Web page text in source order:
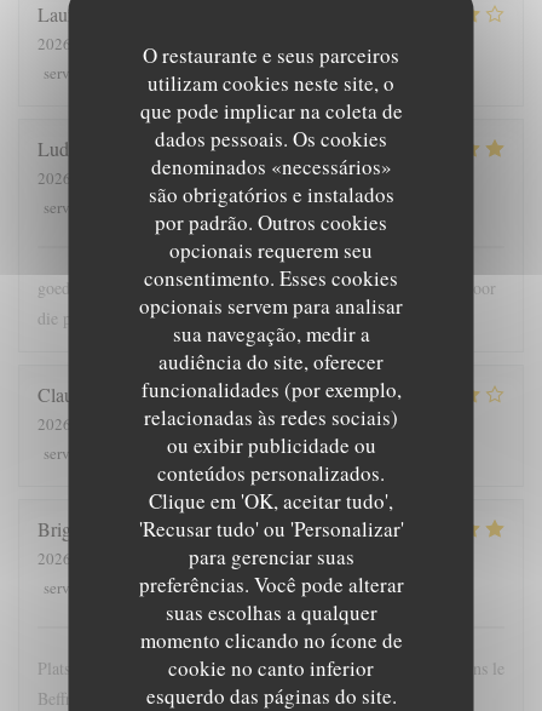
O restaurante e seus parceiros
utilizam cookies neste site, o
que pode implicar na coleta de
dados pessoais. Os cookies
denominados «necessários»
são obrigatórios e instalados
por padrão. Outros cookies
opcionais requerem seu
consentimento. Esses cookies
opcionais servem para analisar
sua navegação, medir a
audiência do site, oferecer
funcionalidades (por exemplo,
relacionadas às redes sociais)
ou exibir publicidade ou
conteúdos personalizados.
Clique em 'OK, aceitar tudo',
'Recusar tudo' ou 'Personalizar'
para gerenciar suas
preferências. Você pode alterar
suas escolhas a qualquer
momento clicando no ícone de
cookie no canto inferior
esquerdo das páginas do site.
Laurence
2026-07-31
- 19:30 - guests 4
service
ambience menu quality_price
Ludo
2026-07-30
- 18:00 - guests 2
service
ambience:5/5 menu:5 /5 quality_price
goede bediening , lekker en meer dan voldoende grote porties voor
die prijs
Claude
2026-08-01
- 19:30 - guests 5
service
ambience :4/5 menu:4/5 quality_price
Brigitte
2026-07-28
- 12:00 - guests 4
service
ambience:5/5 menu: 5/5 quality_price:
Plats copieux et personnel très sympathique. Nous recommandons le
Beffroi !